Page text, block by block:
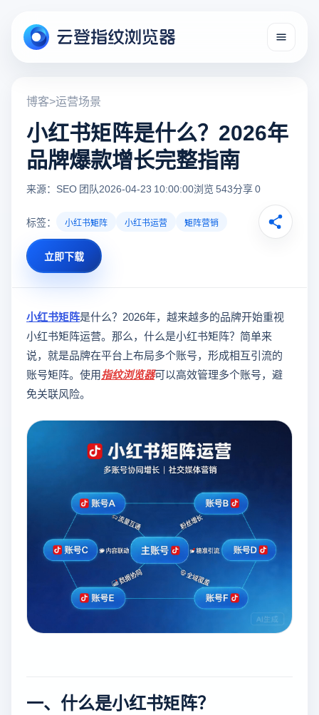
博客>运营场景
小红书矩阵是什么？2026年
品牌爆款增长完整指南
来源：SEO 团队2026-04-23 10:00:00浏览 543分享 0
标签： 小红书矩阵 小红书运营 矩阵营销
立即下载
小红书矩阵是什么？2026年，越来越多的品牌开始重视
小红书矩阵运营。那么，什么是小红书矩阵？简单来
说，就是品牌在平台上布局多个账号，形成相互引流的
账号矩阵。使用指纹浏览器可以高效管理多个账号，避
免关联风险。
一、什么是小红书矩阵？